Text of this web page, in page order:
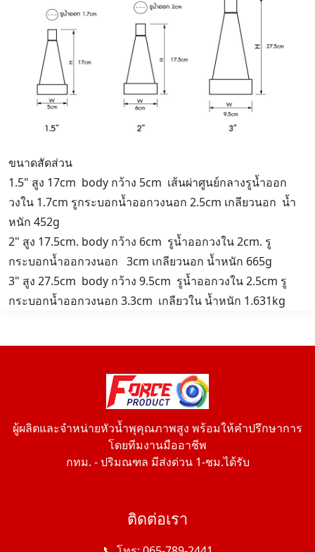
ขนาดสัดส่วน
1.5" สูง 17cm body กว้าง 5cm เส้นผ่าศูนย์กลางรูน้ำออก
วงใน 1.7cm รูกระบอกน้ำออกวงนอก 2.5cm เกลียวนอก น้ำ
หนัก 452g
2" สูง 17.5cm. body กว้าง 6cm รูน้ำออกวงใน 2cm. รู
กระบอกน้ำออกวงนอก 3cm เกลียวนอก น้ำหนัก 665g
3" สูง 27.5cm body กว้าง 9.5cm รูน้ำออกวงใน 2.5cm รู
กระบอกน้ำออกวงนอก 3.3cm เกลียวใน น้ำหนัก 1.631kg
ผู้ผลิตและจำหน่ายหัวน้ำพุคุณภาพสูง พร้อมให้คำปรึกษาการ
โดยทีมงานมืออาชีพ
กทม. - ปริมณฑล มีส่งด่วน 1-ชม.ได้รับ
ติดต่อเรา